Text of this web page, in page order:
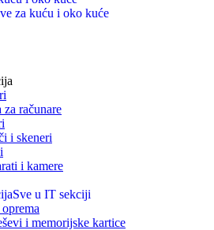
za kuću i oko kuće
za računare
i skeneri
i kamere
Sve u IT sekciji
i memorijske kartice